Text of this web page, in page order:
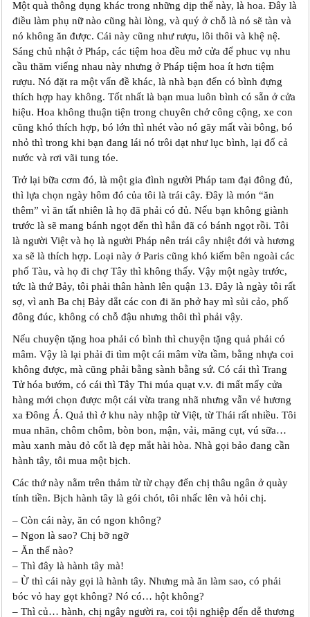
Một quà thông dụng khác trong những dịp thế này, là hoa. Đây là
điều làm phụ nữ nào cũng hài lòng, và quý ở chỗ là nó sẽ tàn và
nó không ăn được. Cái này cũng như rượu, lôi thôi và khệ nệ.
Sáng chủ nhật ở Pháp, các tiệm hoa đều mở cửa để phuc vụ nhu
cầu thăm viếng nhau này nhưng ở Pháp tiệm hoa ít hơn tiệm
rượu. Nó đặt ra một vấn đề khác, là nhà bạn đến có bình đựng
thích hợp hay không. Tốt nhất là bạn mua luôn bình có sẵn ở cửa
hiệu. Hoa không thuận tiện trong chuyên chở công cộng, xe con
cũng khó thích hợp, bó lớn thì nhét vào nó gãy mất vài bông, bó
nhỏ thì trong khi bạn đang lái nó trôi dạt như lục bình, lại đổ cả
nước và rơi vãi tung tóe.
Trở lại bữa cơm đó, là một gia đình người Pháp tam đại đông đủ,
thì lựa chọn ngày hôm đó của tôi là trái cây. Đây là món “ăn
thêm” vì ăn tất nhiên là họ đã phải có đủ. Nếu bạn không giành
trước là sẽ mang bánh ngọt đến thì hẳn đã có bánh ngọt rồi. Tôi
là người Việt và họ là người Pháp nên trái cây nhiệt đới và hương
xa sẽ là thích hợp. Loại này ở Paris cũng khó kiếm bên ngoài các
phố Tàu, và họ đi chợ Tây thì không thấy. Vậy một ngày trước,
tức là thứ Bảy, tôi phải thân hành lên quận 13. Đây là ngày tôi rất
sợ, vì anh Ba chị Bảy dắt các con đi ăn phở hay mì sủi cảo, phố
đông đúc, không có chỗ đậu nhưng thôi thì phải vậy.
Nếu chuyện tặng hoa phải có bình thì chuyện tặng quả phải có
mâm. Vậy là lại phải đi tìm một cái mâm vừa tầm, bằng nhựa coi
không được, mà cũng phải bằng sành bằng sứ. Có cái thì Trang
Tử hóa bướm, có cái thì Tây Thi múa quạt v.v. đi mất mấy cửa
hàng mới chọn được một cái vừa trang nhã nhưng vẫn vẻ hương
xa Đông Á. Quả thì ở khu này nhập từ Việt, từ Thái rất nhiều. Tôi
mua nhãn, chôm chôm, bòn bon, mận, vải, măng cụt, vú sữa…
màu xanh màu đỏ cốt là đẹp mắt hài hòa. Nhà gọi bảo đang cần
hành tây, tôi mua một bịch.
Các thứ này nằm trên thảm từ từ chạy đến chị thâu ngân ở quày
tính tiền. Bịch hành tây là gói chót, tôi nhấc lên và hỏi chị.
– Còn cái này, ăn có ngon không?
– Ngon là sao? Chị bỡ ngỡ
– Ăn thế nào?
– Thì đây là hành tây mà!
– Ừ thì cái này gọi là hành tây. Nhưng mà ăn làm sao, có phải
bóc vỏ hay gọt không? Nó có… hột không?
– Thì củ… hành, chị ngây người ra, coi tội nghiệp đến dễ thương